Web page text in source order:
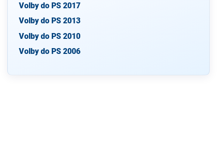
Volby do PS 2017
Volby do PS 2013
Volby do PS 2010
Volby do PS 2006